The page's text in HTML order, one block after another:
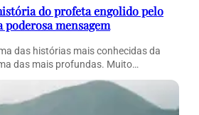
do profeta engolido pelo
poderosa mensagem
das histórias mais conhecidas da
das mais profundas. Muito…